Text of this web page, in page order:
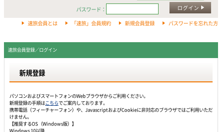
パスワード：
ログイン
速旅会員とは 「速旅」会員規約 新規会員登録 パスワードを忘れた方
速旅会員登録／ログイン
新規登録
パソコンおよびスマートフォンのWebプラウザからご利用ください。
新規登録の手順はこちらでご案内しております。
携帯電話（フィーチャーフォン）や、JavascriptおよびCookieに非対応のブラウザではご利用いただ
けません。
【推奨するOS（Windows版）】
Windows 10以降